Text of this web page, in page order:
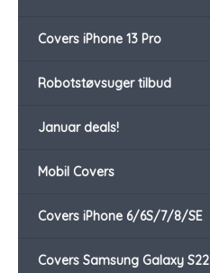
Covers iPhone 13 Pro
Robotstøvsuger tilbud
Januar deals!
Mobil Covers
Covers iPhone 6/6S/7/8/SE
Covers Samsung Galaxy S22